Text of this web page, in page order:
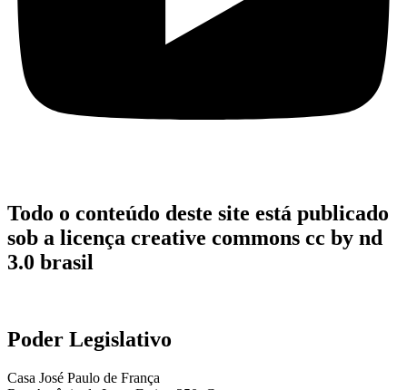
Todo o conteúdo deste site está publicado
sob a licença creative commons cc by nd
3.0 brasil
Poder Legislativo
Casa José Paulo de França